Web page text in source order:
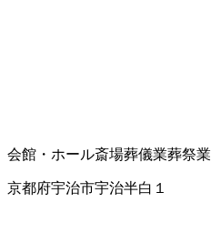
会館・ホール斎場葬儀業葬祭業
京都府宇治市宇治半白１